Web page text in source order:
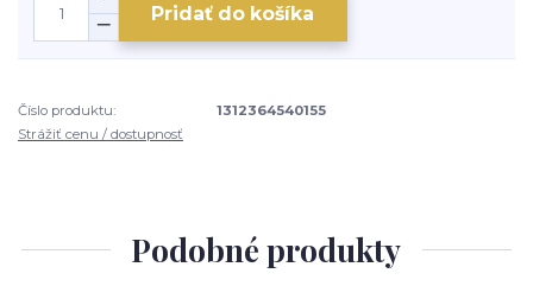
Pridať do košíka
Číslo produktu:
1312364540155
Strážiť cenu / dostupnosť
Podobné produkty